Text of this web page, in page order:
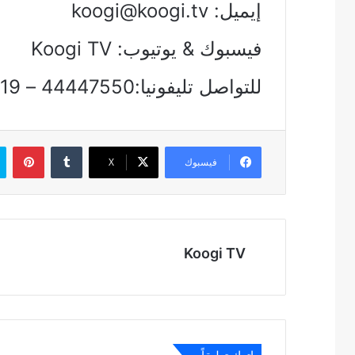
إيميل: koogi@koogi.tv
فيسبوك & يوتيوب: Koogi TV
للتواصل تليفونيا:44447550 – 01212129719
فيسبوك ‫X
Koogi TV